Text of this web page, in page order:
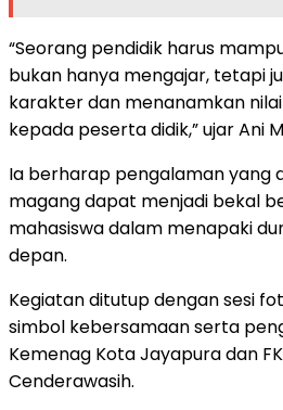
“Seorang pendidik harus
bukan hanya mengajar, tetapi
karakter dan menanamkan
kepada peserta didik,” ujar Ani
Ia berharap pengalaman yang
magang dapat menjadi bekal
mahasiswa dalam menapaki
depan.
Kegiatan ditutup dengan sesi
simbol kebersamaan serta
Kemenag Kota Jayapura dan
Cenderawasih.